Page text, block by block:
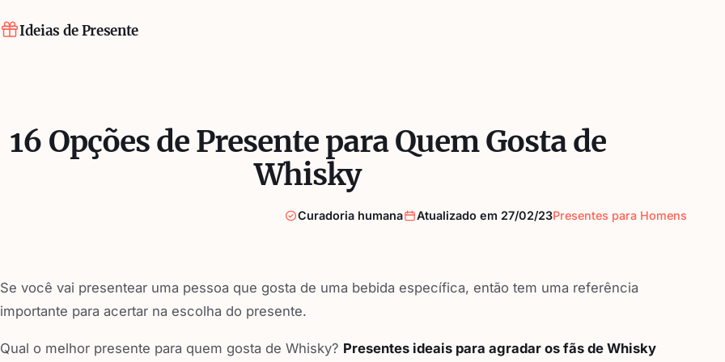
Ideias de Presente
16 Opções de Presente para Quem Gosta de
Whisky
Curadoria humana Atualizado em 27/02/23Presentes para Homens
Se você vai presentear uma pessoa que gosta de uma bebida específica, então tem uma referência
importante para acertar na escolha do presente.
Qual o melhor presente para quem gosta de Whisky? Presentes ideais para agradar os fãs de Whisky